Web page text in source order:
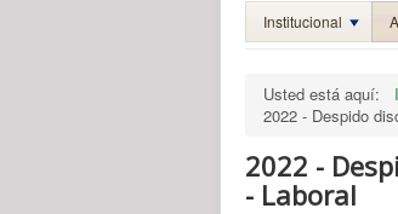
Institucional
Usted está aquí:
2022 - Despido
2022 -
- Laboral